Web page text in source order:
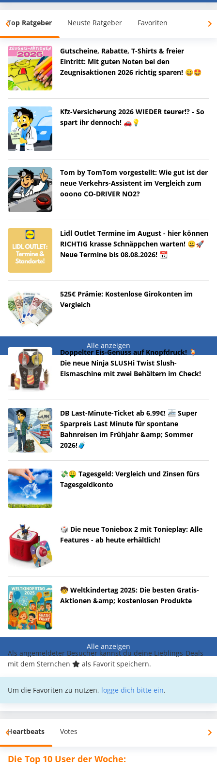
Top Ratgeber Neuste Ratgeber Favoriten
Gutscheine, Rabatte, T-Shirts & freier
Eintritt: Mit guten Noten bei den
Zeugnisaktionen 2026 richtig sparen! 😀🤩
Kfz-Versicherung 2026 WIEDER teurer!? - So
spart ihr dennoch! 🚗💡
Tom by TomTom vorgestellt: Wie gut ist der
neue Verkehrs-Assistent im Vergleich zum
ooono CO-DRIVER NO2?
Lidl Outlet Termine im August - hier können
RICHTIG krasse Schnäppchen warten! 😀🚀
Neue Termine bis 08.08.2026! 📆
525€ Prämie: Kostenlose Girokonten im
Vergleich
Alle anzeigen
Doppelter Eis-Genuss auf Knopfdruck! 🍹
Die neue Ninja SLUSHi Twist Slush-
Eismaschine mit zwei Behältern im Check!
DB Last-Minute-Ticket ab 6,99€! 🚈 Super
Sparpreis Last Minute für spontane
Bahnreisen im Frühjahr &amp; Sommer
2026!🧳
💸🤑 Tagesgeld: Vergleich und Zinsen fürs
Tagesgeldkonto
🎲 Die neue Toniebox 2 mit Tonieplay: Alle
Features - ab heute erhältlich!
🧒 Weltkindertag 2025: Die besten Gratis-
Aktionen &amp; kostenlosen Produkte
Alle anzeigen
Als angemeldeter Besucher kannst du deine Lieblings-Deals
mit dem Sternchen
als Favorit speichern.
Um die Favoriten zu nutzen, logge dich bitte ein.
Heartbeats Votes
Die Top 10 User der Woche: